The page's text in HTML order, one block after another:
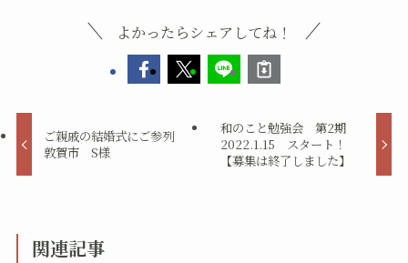
よかったらシェアしてね！
ご親戚の結婚式にご参列
敦賀市 S様
和のこと勉強会 第2期
2022.1.15 スタート！
【募集は終了しました】
関連記事